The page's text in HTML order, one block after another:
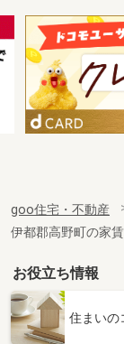
goo住宅・不動産
伊都郡高野町の家
お役立ち情報
住まいの